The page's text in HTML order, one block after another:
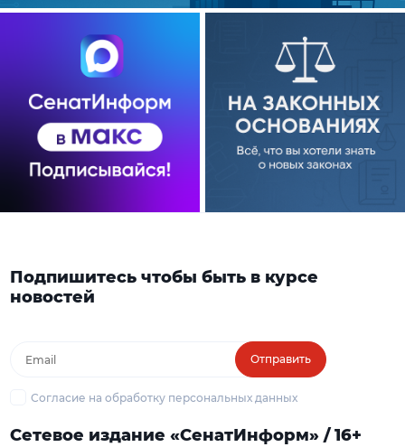
Подпишитесь чтобы быть в курсе
новостей
Отправить
Согласие на обработку персональных данных
Сетевое издание «СенатИнформ» / 16+